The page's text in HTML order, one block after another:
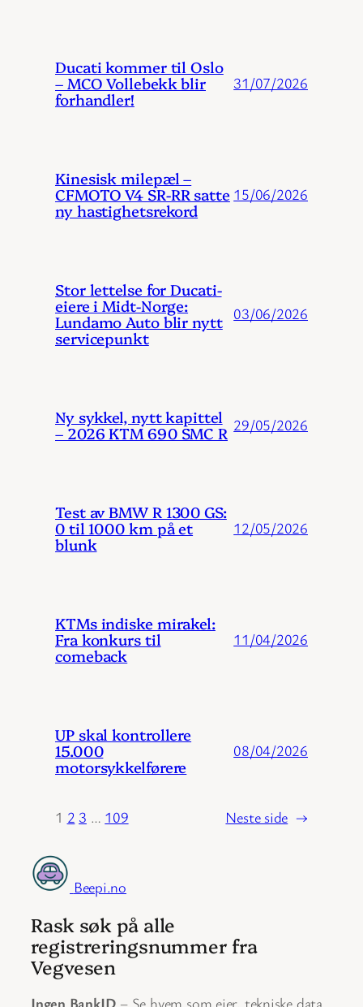
Ducati kommer til Oslo
– MCO Vollebekk blir
forhandler!
31/07/2026
Kinesisk milepæl –
CFMOTO V4 SR-RR satte
ny hastighetsrekord
15/06/2026
Stor lettelse for Ducati-
eiere i Midt-Norge:
Lundamo Auto blir nytt
servicepunkt
03/06/2026
Ny sykkel, nytt kapittel
– 2026 KTM 690 SMC R 29/05/2026
Test av BMW R 1300 GS:
0 til 1000 km på et
blunk
12/05/2026
KTMs indiske mirakel:
Fra konkurs til
comeback
11/04/2026
UP skal kontrollere
15.000
motorsykkelførere
08/04/2026
1 2 3 … 109 Neste side →
Beepi.no
Rask søk på alle
registreringsnummer fra
Vegvesen